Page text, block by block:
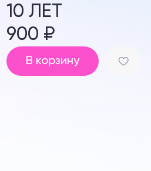
10 ЛЕТ
900 ₽
В корзину